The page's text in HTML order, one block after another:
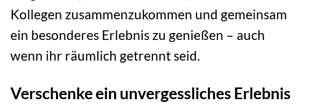
Kollegen zusammenzukommen und gemeinsam
ein besonderes Erlebnis zu genießen – auch
wenn ihr räumlich getrennt seid.
Verschenke ein unvergessliches Erlebnis